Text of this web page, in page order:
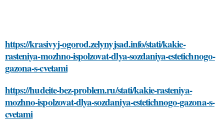
https://krasivyj-ogorod.zelynyjsad.info/stati/kakie-
rasteniya-mozhno-ispolzovat-dlya-sozdaniya-estetichnogo-
gazona-s-cvetami
https://hudeite-bez-problem.ru/stati/kakie-rasteniya-
mozhno-ispolzovat-dlya-sozdaniya-estetichnogo-gazona-s-
cvetami